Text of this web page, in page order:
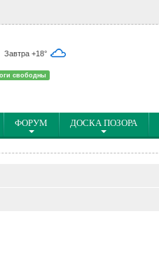
Завтра +18°
свободны
ФОРУМ ДОСКА ПОЗОРА